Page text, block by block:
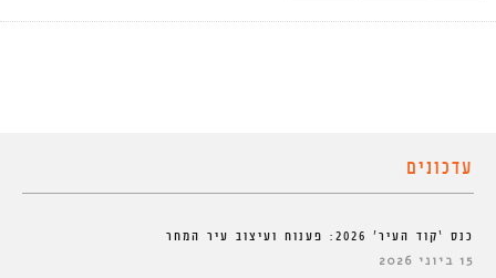
עדכונים
כנס ‘קוד העיר’ 2026: פענוח ועיצוב עיר המחר
15 ביוני 2026